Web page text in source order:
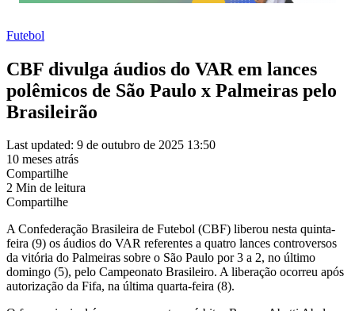
Futebol
CBF divulga áudios do VAR em lances
polêmicos de São Paulo x Palmeiras pelo
Brasileirão
Last updated: 9 de outubro de 2025 13:50
10 meses atrás
Compartilhe
2 Min de leitura
Compartilhe
A Confederação Brasileira de Futebol (CBF) liberou nesta quinta-
feira (9) os áudios do VAR referentes a quatro lances controversos
da vitória do Palmeiras sobre o São Paulo por 3 a 2, no último
domingo (5), pelo Campeonato Brasileiro. A liberação ocorreu após
autorização da Fifa, na última quarta-feira (8).